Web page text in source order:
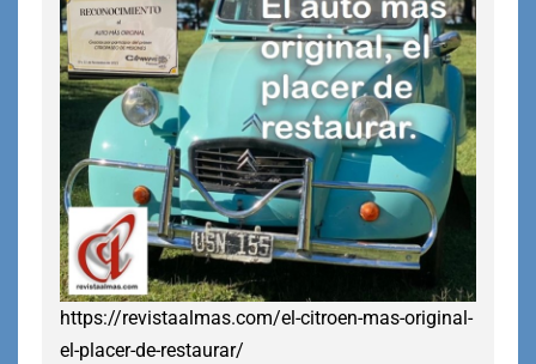
https://revistaalmas.com/el-citroen-mas-original-
el-placer-de-restaurar/